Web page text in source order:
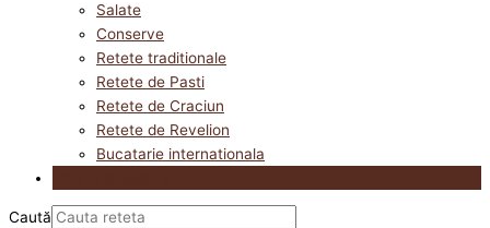
Salate
Conserve
Retete traditionale
Retete de Pasti
Retete de Craciun
Retete de Revelion
Bucatarie internationala
Caută